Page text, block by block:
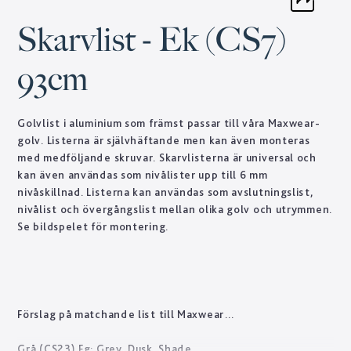
Skarvlist - Ek (CS7)
93cm
Golvlist i aluminium som främst passar till våra Maxwear-
golv. Listerna är självhäftande men kan även monteras
med medföljande skruvar. Skarvlisterna är universal och
kan även användas som nivålister upp till 6 mm
nivåskillnad. Listerna kan användas som avslutningslist,
nivålist och övergångslist mellan olika golv och utrymmen.
Se bildspelet för montering.
Förslag på matchande list till Maxwear